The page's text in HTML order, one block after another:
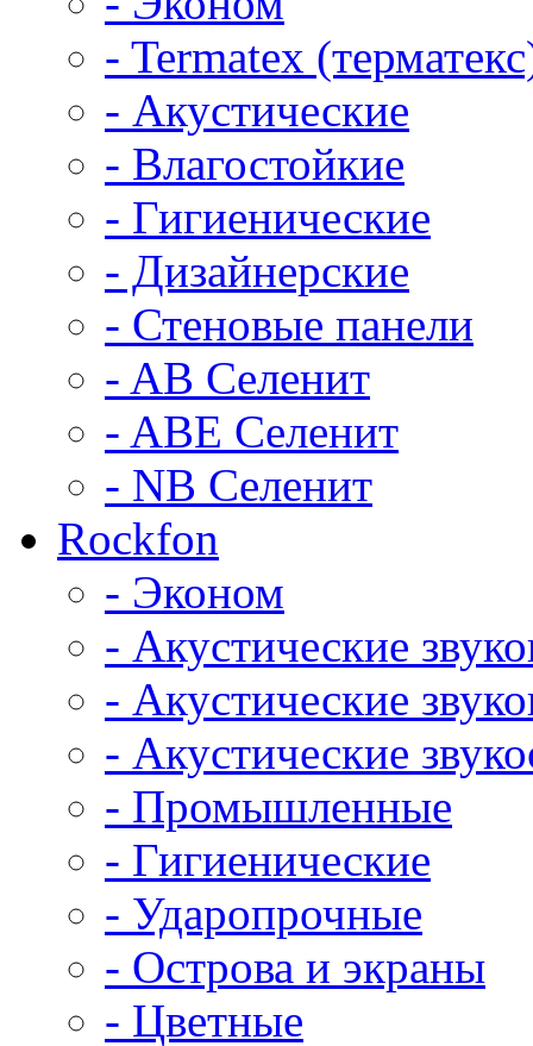
- Termatex
- Акустические
- Влагостойкие
- Гигиенические
- Дизайнерские
- Стеновые панели
- AB Селенит
- ABE Селенит
- NB Селенит
Rockfon
- Эконом
- Акустические
- Акустические
- Акустические
- Промышленные
- Гигиенические
- Ударопрочные
- Острова и экраны
- Цветные